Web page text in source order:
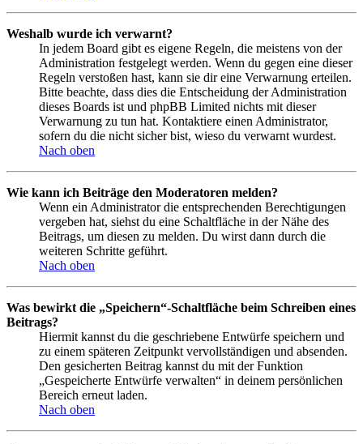
Weshalb wurde ich verwarnt?
In jedem Board gibt es eigene Regeln, die meistens von der
Administration festgelegt werden. Wenn du gegen eine dieser
Regeln verstoßen hast, kann sie dir eine Verwarnung erteilen.
Bitte beachte, dass dies die Entscheidung der Administration
dieses Boards ist und phpBB Limited nichts mit dieser
Verwarnung zu tun hat. Kontaktiere einen Administrator,
sofern du die nicht sicher bist, wieso du verwarnt wurdest.
Nach oben
Wie kann ich Beiträge den Moderatoren melden?
Wenn ein Administrator die entsprechenden Berechtigungen
vergeben hat, siehst du eine Schaltfläche in der Nähe des
Beitrags, um diesen zu melden. Du wirst dann durch die
weiteren Schritte geführt.
Nach oben
Was bewirkt die „Speichern“-Schaltfläche beim Schreiben eines
Beitrags?
Hiermit kannst du die geschriebene Entwürfe speichern und
zu einem späteren Zeitpunkt vervollständigen und absenden.
Den gesicherten Beitrag kannst du mit der Funktion
„Gespeicherte Entwürfe verwalten“ in deinem persönlichen
Bereich erneut laden.
Nach oben